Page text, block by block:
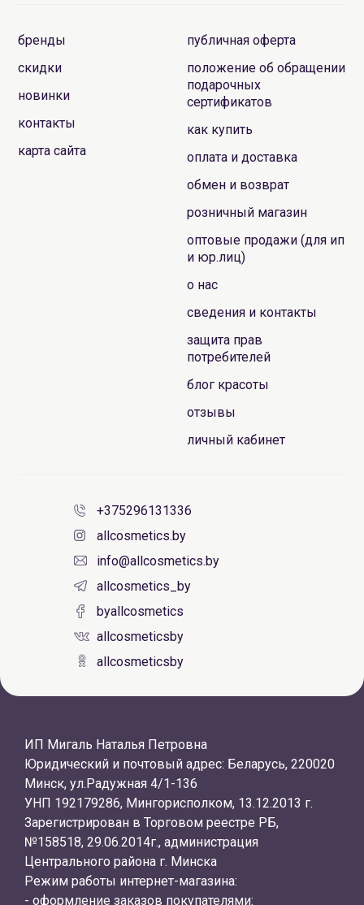
бренды
скидки
новинки
контакты
карта сайта
публичная оферта
положение об обращении
подарочных
сертификатов
как купить
оплата и доставка
обмен и возврат
розничный магазин
оптовые продажи (для ип
и юр.лиц)
о нас
сведения и контакты
защита прав
потребителей
блог красоты
отзывы
личный кабинет
+375296131336
allcosmetics.by
info@allcosmetics.by
allcosmetics_by
byallcosmetics
allcosmeticsby
allcosmeticsby
ИП Мигаль Наталья Петровна
Юридический и почтовый адрес: Беларусь, 220020
Минск, ул.Радужная 4/1-136
УНП 192179286, Мингорисполком, 13.12.2013 г.
Зарегистрирован в Торговом реестре РБ,
№158518, 29.06.2014г., администрация
Центрального района г. Минска
Режим работы интернет-магазина:
- оформление заказов покупателями: